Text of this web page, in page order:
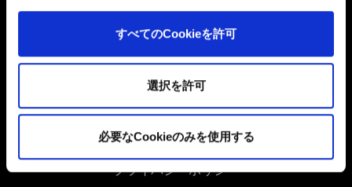
た、ソーシャルメディア上などでお客様が興味を持ちそ
うなコンテンツをお届けするために、一部のCookieをパ
これらのオプションが有効になることはありません。
細は、下記の「設定」メニューでご確認ください。
すべてのCookieを許可
選択を許可
必要なCookieのみを使用する
ソーシャルメディア
ユーザー同意書
プライバシーポリシー